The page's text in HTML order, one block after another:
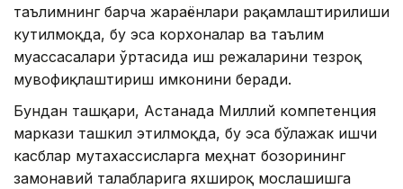
таълимнинг барча жараёнлари рақамлаштирилиши
кутилмоқда, бу эса корхоналар ва таълим
муассасалари ўртасида иш режаларини тезроқ
мувофиқлаштириш имконини беради.
Бундан ташқари, Астанада Миллий компетенция
маркази ташкил этилмоқда, бу эса бўлажак ишчи
касблар мутахассисларга меҳнат бозорининг
замонавий талабларига яхшироқ мослашишга